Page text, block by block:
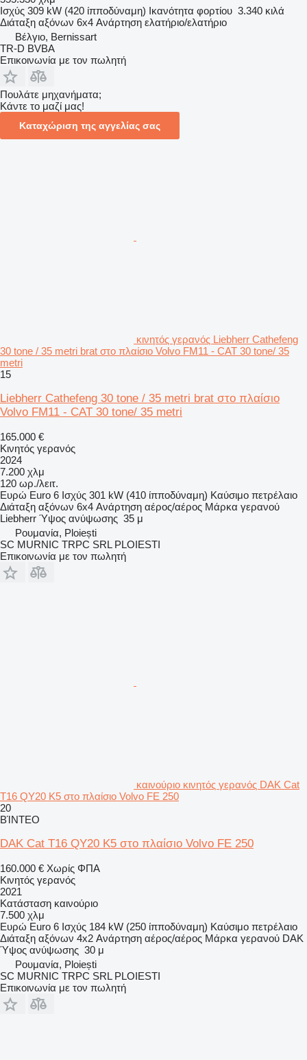
Ισχύς 309 kW (420 ίπποδύναμη) Ικανότητα φορτίου 3.340 κιλά
Διάταξη αξόνων 6x4 Ανάρτηση ελατήριο/ελατήριο
Βέλγιο, Bernissart
TR-D BVBA
Επικοινωνία με τον πωλητή
Πουλάτε μηχανήματα;
Κάντε το μαζί μας!
Καταχώριση της αγγελίας σας
κινητός γερανός Liebherr Cathefeng
30 tone / 35 metri brat στο πλαίσιο Volvo FM11 - CAT 30 tone/ 35
metri
15
Liebherr Cathefeng 30 tone / 35 metri brat στο πλαίσιο
Volvo FM11 - CAT 30 tone/ 35 metri
165.000 €
Κινητός γερανός
2024
7.200 χλμ
120 ωρ./λειτ.
Ευρώ Euro 6 Ισχύς 301 kW (410 ίπποδύναμη) Καύσιμο πετρέλαιο
Διάταξη αξόνων 6x4 Ανάρτηση αέρος/αέρος Μάρκα γερανού
Liebherr Ύψος ανύψωσης 35 μ
Ρουμανία, Ploiești
SC MURNIC TRPC SRL PLOIESTI
Επικοινωνία με τον πωλητή
καινούριο κινητός γερανός DAK Cat
T16 QY20 K5 στο πλαίσιο Volvo FE 250
20
ΒΊΝΤΕΟ
DAK Cat T16 QY20 K5 στο πλαίσιο Volvo FE 250
160.000 € Χωρίς ΦΠΑ
Κινητός γερανός
2021
Κατάσταση καινούριο
7.500 χλμ
Ευρώ Euro 6 Ισχύς 184 kW (250 ίπποδύναμη) Καύσιμο πετρέλαιο
Διάταξη αξόνων 4x2 Ανάρτηση αέρος/αέρος Μάρκα γερανού DAK
Ύψος ανύψωσης 30 μ
Ρουμανία, Ploiești
SC MURNIC TRPC SRL PLOIESTI
Επικοινωνία με τον πωλητή